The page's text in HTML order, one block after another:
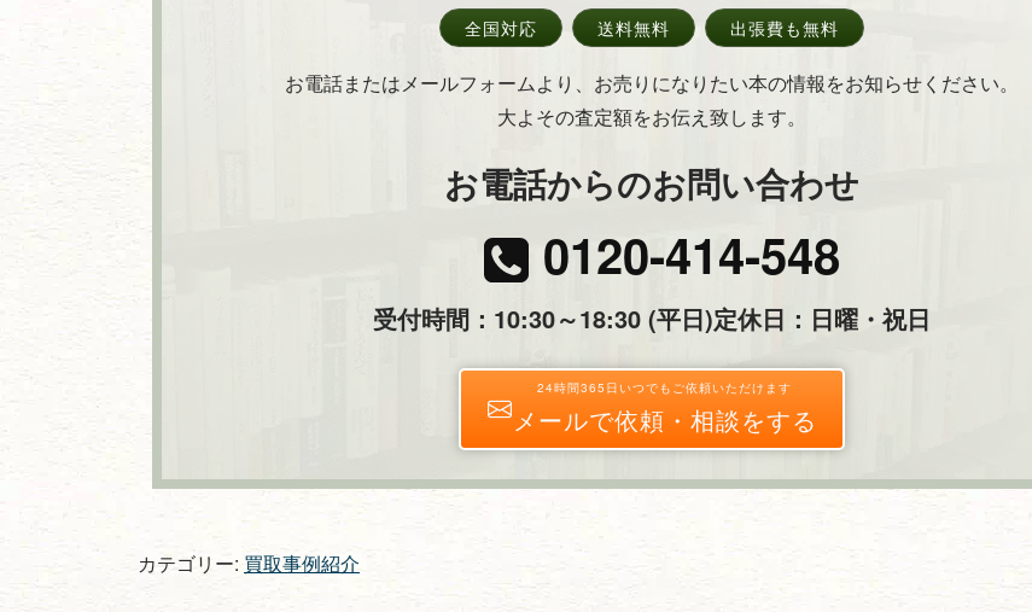
全国対応 送料無料 出張費も無料
お電話またはメールフォームより、お売りになりたい本の情報をお知らせください。
大よその査定額をお伝え致します。
お電話からのお問い合わせ
0120-414-548
受付時間：10:30～18:30 (平日)定休日：日曜・祝日
24時間365日いつでもご依頼いただけます
メールで依頼・相談をする
カテゴリー: 買取事例紹介